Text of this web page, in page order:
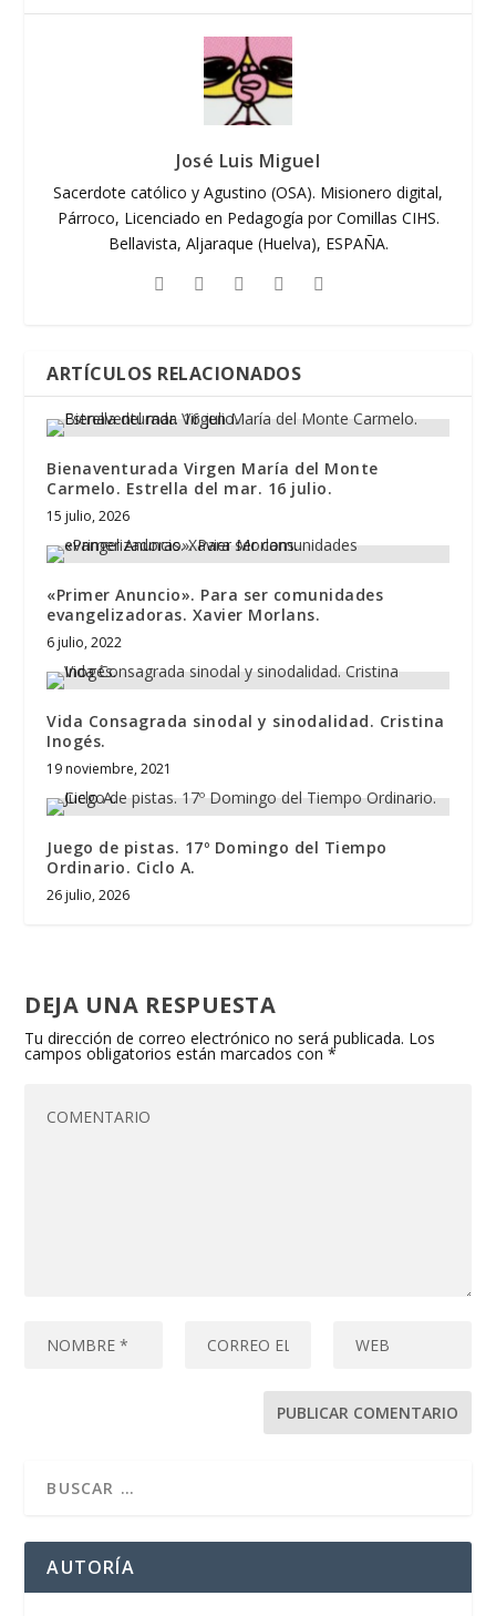
José Luis Miguel
Sacerdote católico y Agustino (OSA). Misionero digital,
Párroco, Licenciado en Pedagogía por Comillas CIHS.
Bellavista, Aljaraque (Huelva), ESPAÑA.
ARTÍCULOS RELACIONADOS
Bienaventurada Virgen María del Monte
Carmelo. Estrella del mar. 16 julio.
15 julio, 2026
«Primer Anuncio». Para ser comunidades
evangelizadoras. Xavier Morlans.
6 julio, 2022
Vida Consagrada sinodal y sinodalidad. Cristina
Inogés.
19 noviembre, 2021
Juego de pistas. 17º Domingo del Tiempo
Ordinario. Ciclo A.
26 julio, 2026
DEJA UNA RESPUESTA
Tu dirección de correo electrónico no será publicada. Los
campos obligatorios están marcados con*
AUTORÍA